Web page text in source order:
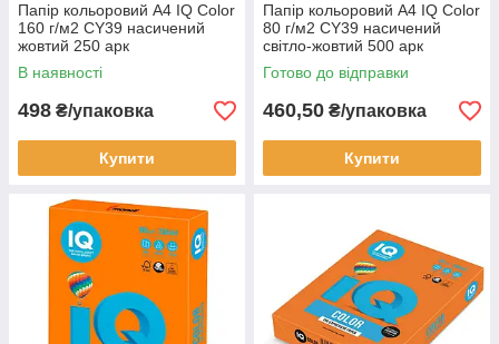
Папір кольоровий А4 IQ Color
160 г/м2 CY39 насичений
жовтий 250 арк
В наявності
498 ₴/упаковка
Купити
Папір кольоровий А4 IQ Color
80 г/м2 CY39 насичений
світло-жовтий 500 арк
Готово до відправки
460,50 ₴/упаковка
Купити